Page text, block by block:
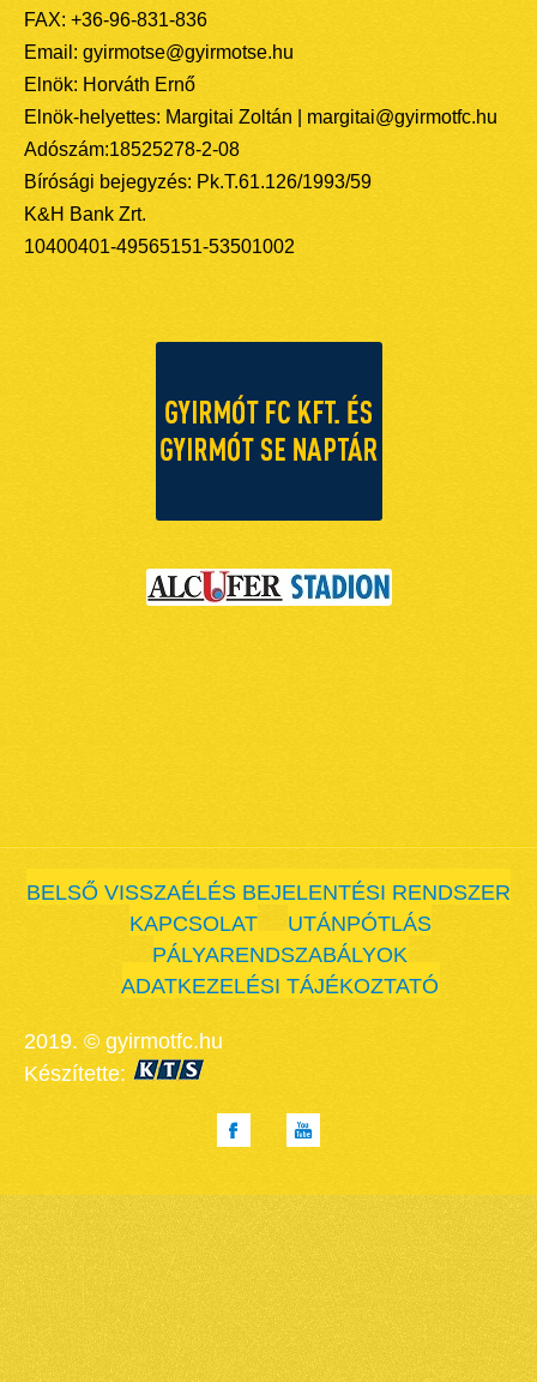
FAX: +36-96-831-836
Email: gyirmotse@gyirmotse.hu
Elnök: Horváth Ernő
Elnök-helyettes: Margitai Zoltán | margitai@gyirmotfc.hu
Adószám:18525278-2-08
Bírósági bejegyzés: Pk.T.61.126/1993/59
K&H Bank Zrt.
10400401-49565151-53501002
BELSŐ VISSZAÉLÉS BEJELENTÉSI RENDSZER
KAPCSOLAT
UTÁNPÓTLÁS
PÁLYARENDSZABÁLYOK
ADATKEZELÉSI TÁJÉKOZTATÓ
2019. © gyirmotfc.hu
Készítette: